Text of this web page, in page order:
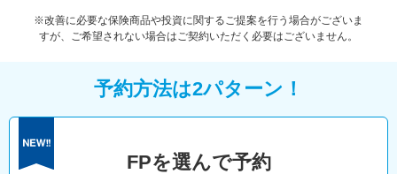
※改善に必要な保険商品や投資に関するご提案を行う場合がございま
すが、ご希望されない場合はご契約いただく必要はございません。
予約方法は2パターン！
FPを選んで予約